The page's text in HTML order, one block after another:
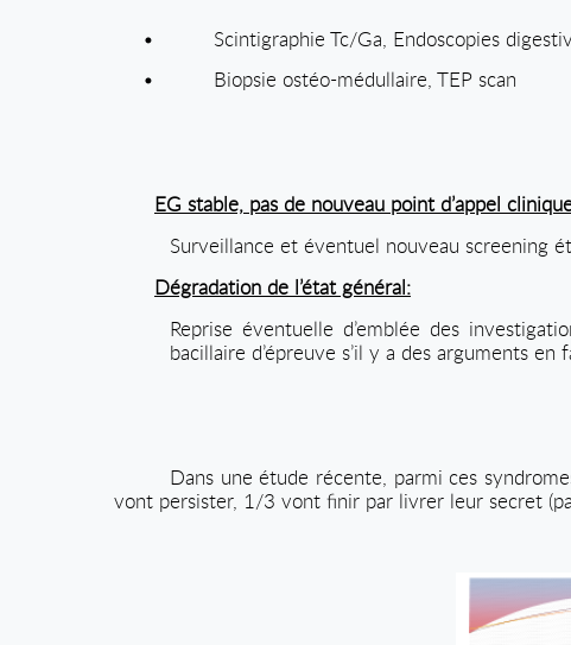
•
Scintigraphie Tc/Ga, Endoscopies
•
Biopsie ostéo-médullaire, TEP scan
EG stable, pas de nouveau point d’appel
Surveillance et éventuel nouveau screening
Dégradation de l’état général:
Reprise éventuelle d’emblée des
bacillaire d’épreuve s’il y a des arguments
Dans une étude récente, parmi ces
vont persister, 1/3 vont finir par livrer leur secret